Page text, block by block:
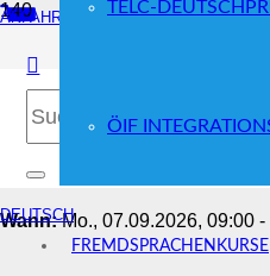
ANFAHRT
DEUTSCH
TELC-
ÖIF
FREMDSPRACHENKURSE
ÖIF
Wann: Mo., 07.09.2026, 09:00